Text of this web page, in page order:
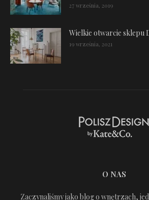
27 września, 2019
Wielkie otwarcie sklepu
19 września, 2021
O NAS
Zaczynaliśmy jako blog o wnętrzach,